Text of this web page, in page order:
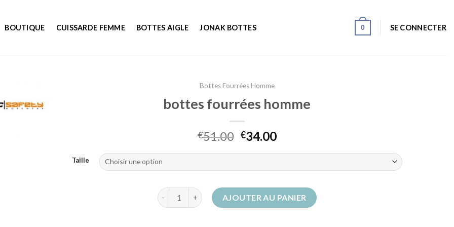
BOUTIQUE CUISSARDE FEMME BOTTES AIGLE JONAK BOTTES 0 SE CONNECTER
Bottes Fourrées Homme
bottes fourrées homme
€51.00 €34.00
Taille
quantité de bottes fourrées homme
AJOUTER AU PANIER